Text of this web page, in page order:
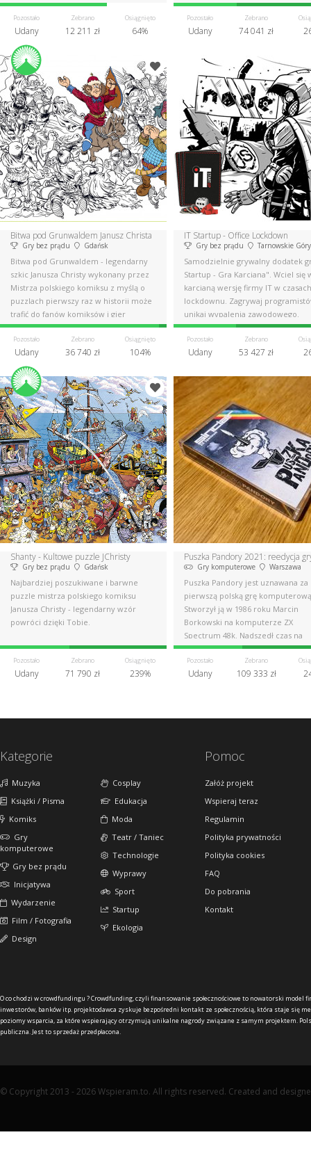
w kosmosie
Pozostało
Udany
Zebrano
12 211 zł
Osiągnięto
64%
rzucone.
Pozostało
Udany
Zebrano
74 041 zł
Bitwa pod Grunwaldem Janusz Christa
Gry bez prądu Gdańsk
Bitwa pod Grunwaldem - legendarny
szkic Janusza Christy wykonany przez
Mistrza polskiego komiksu z myślą o
puzzlach pierwszy raz w historii może
trafić do fanów komiksów i gier
Pozostało
Udany
Zebrano
36 740 zł
Osiągnięto
104%
IT Startup - Office Lockdown
Gry bez prądu Tarnowskie Góry
Samodzielnie grywalny dodatek
Startup - Gra Karciana". Wciel się
karcianą wersję firmy IT w czasach
lockdownu. Zagrywaj
unikaj wypalenia zawodowego.
Pozostało
Udany
Zebrano
53 427 zł
Shanty - Kultowe puzzle JChristy
Gry bez prądu Gdańsk
Najbardziej poszukiwane i barwne
puzzle mistrza polskiego komiksu
Janusza Christy - legendarny wzór
powróci dzięki Tobie.
Pozostało
Udany
Zebrano
71 790 zł
Osiągnięto
239%
Puszka Pandory 2021: reedycja
Gry komputerowe Warszawa
Puszka Pandory jest uznawana za
pierwszą polską grę
Stworzył ją w 1986 roku Marcin
Borkowski na komputerze ZX
Spectrum 48k. Nadszedł czas na
wyjątkową reedycję!
Pozostało
Udany
Zebrano
109 333 zł
Kategorie
Muzyka
Książki / Pisma
Komiks
Gry
komputerowe
Gry bez prądu
Inicjatywa
Wydarzenie
Film / Fotografia
Design
Cosplay
Edukacja
Moda
Teatr / Taniec
Technologie
Wyprawy
Sport
Startup
Ekologia
Pomoc
Załóż projekt
Wspieraj teraz
Regulamin
Polityka prywatności
Polityka cookies
FAQ
Do pobrania
Kontakt
O co chodzi w crowdfundingu ?Crowdfunding, czyli finansowanie społecznościowe to nowatorski model
inwestorów, banków itp. projektodawca zyskuje bezpośredni kontakt ze społecznością, która staje się
poziomy wsparcia, za które wspierający otrzymują unikalne nagrody związane z samym projektem.
publiczna. Jest to sprzedaż przedpłacona.
© Copyright 2013 - 2026 Wspieram.to. All rights reserved. Created and